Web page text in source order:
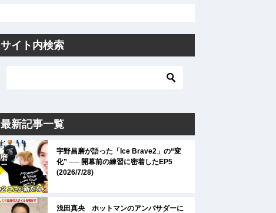
サイト内検索
最新記事一覧
宇野昌磨が語った「Ice Brave2」の“変
化” ── 開幕前の練習に密着したEP5
(2026/7/28)
浅田真央 ホットマンのアンバサダーに